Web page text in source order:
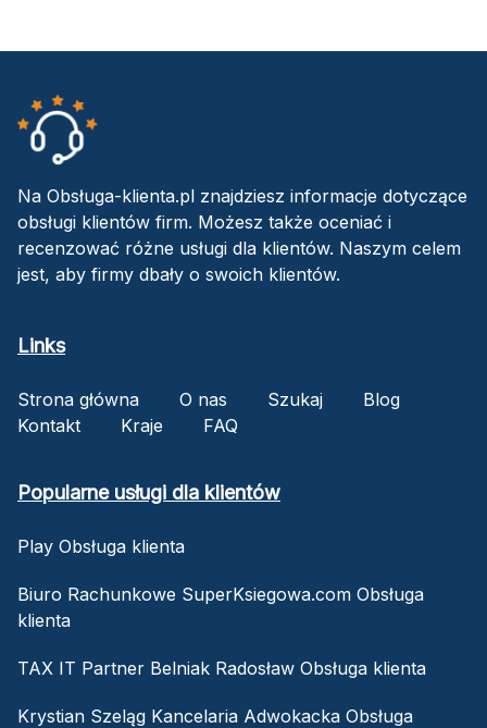
Na Obsługa-klienta.pl znajdziesz informacje dotyczące
obsługi klientów firm. Możesz także oceniać i
recenzować różne usługi dla klientów. Naszym celem
jest, aby firmy dbały o swoich klientów.
Links
Strona główna O nas Szukaj
Blog
Kontakt
Kraje FAQ
Popularne usługi dla klientów
Play Obsługa klienta
Biuro Rachunkowe SuperKsiegowa.com Obsługa
klienta
TAX IT Partner Belniak Radosław Obsługa klienta
Krystian Szeląg Kancelaria Adwokacka Obsługa